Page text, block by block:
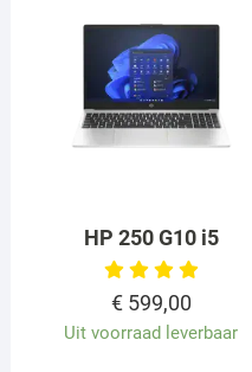
HP 250 G10 i5
€599,00
Uit voorraad leverbaar